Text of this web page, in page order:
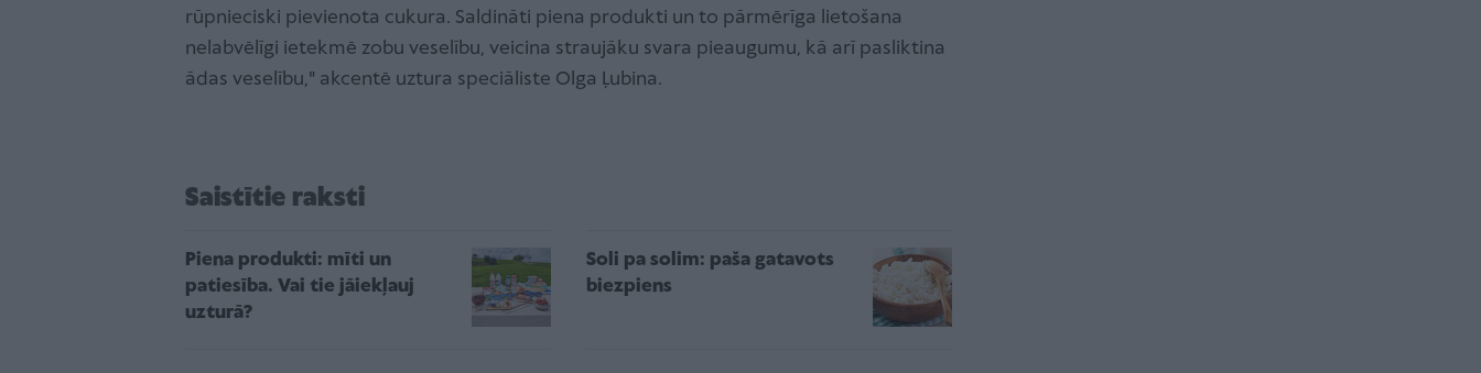
rūpnieciski pievienota cukura. Saldināti piena produkti un to pārmērīga lietošana
nelabvēlīgi ietekmē zobu veselību, veicina straujāku svara pieaugumu, kā arī pasliktina
ādas veselību," akcentē uztura speciāliste Olga Ļubina.
Saistītie raksti
Piena produkti: mīti un
patiesība. Vai tie jāiekļauj
uzturā?
Soli pa solim: paša gatavots
biezpiens